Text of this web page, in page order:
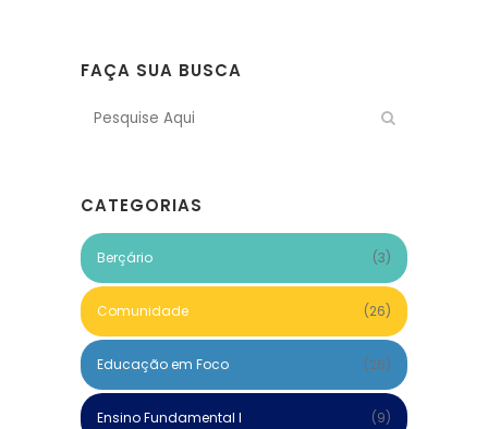
FAÇA SUA BUSCA
CATEGORIAS
Berçário (3)
Comunidade (26)
Educação em Foco (26)
Ensino Fundamental I (9)